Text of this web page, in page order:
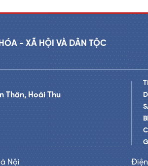
- XÃ HỘI VÀ DÂN TỘC
Thân, Hoài Thu
Nội